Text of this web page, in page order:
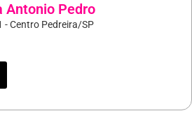
Antonio Pedro
- Centro Pedreira/SP